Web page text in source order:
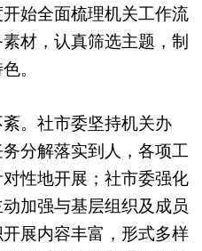
始全面梳理机关工作流
材，认真筛选主题，制
。
。社市委坚持机关办
分解落实到人， 各项工
性地开展；社市委强化
动加强与基层组织及成员
展内容丰富，形式多样